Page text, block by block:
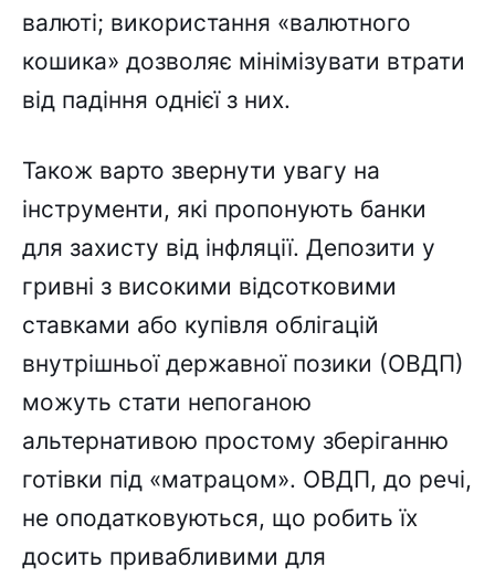
валюті; використання «валютного
кошика» дозволяє мінімізувати втрати
від падіння однієї з них.
Також варто звернути увагу на
інструменти, які пропонують банки
для захисту від інфляції. Депозити у
гривні з високими відсотковими
ставками або купівля облігацій
внутрішньої державної позики (ОВДП)
можуть стати непоганою
альтернативою простому зберіганню
готівки під «матрацом». ОВДП, до речі,
не оподатковуються, що робить їх
досить привабливими для